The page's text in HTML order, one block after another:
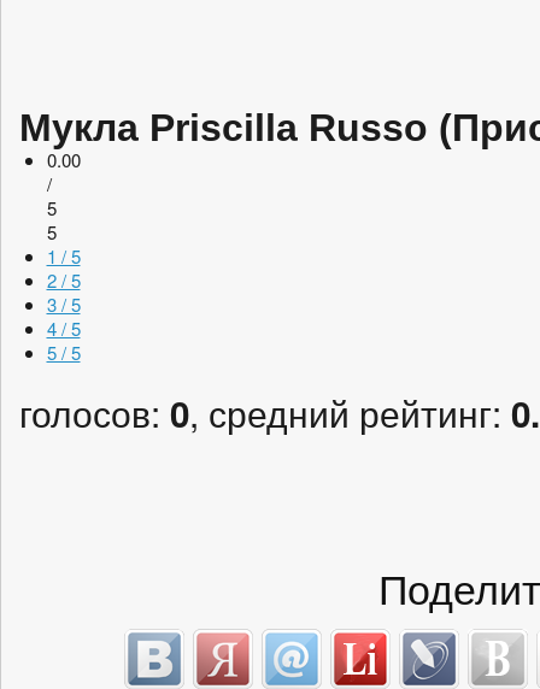
Мукла Priscilla Russo
0.00
/
5
5
1 / 5
2 / 5
3 / 5
4 / 5
5 / 5
голосов: 0, средний рейтинг: